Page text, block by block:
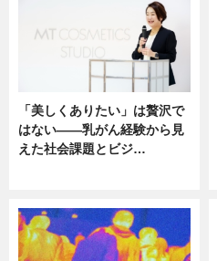
「美しくありたい」は贅沢で
はない――乳がん経験から見
えた社会課題とビジ…